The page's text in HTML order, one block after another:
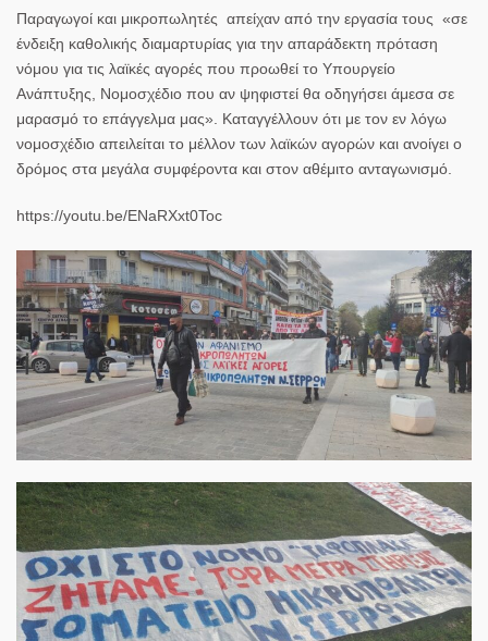
Παραγωγοί και μικροπωλητές απείχαν από την εργασία τους «σε
ένδειξη καθολικής διαμαρτυρίας για την απαράδεκτη πρόταση
νόμου για τις λαϊκές αγορές που προωθεί το Υπουργείο
Ανάπτυξης, Νομοσχέδιο που αν ψηφιστεί θα οδηγήσει άμεσα σε
μαρασμό το επάγγελμα μας». Καταγγέλλουν ότι με τον εν λόγω
νομοσχέδιο απειλείται το μέλλον των λαϊκών αγορών και ανοίγει ο
δρόμος στα μεγάλα συμφέροντα και στον αθέμιτο ανταγωνισμό.
https://youtu.be/ENaRXxt0Toc